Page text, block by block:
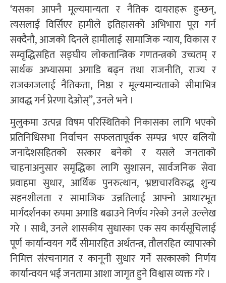
‘यसका आफ्नै मूल्यमान्यता र नैतिक दायराहरू हुन्छन्,
त्यसलाई विर्सिएर हामीले इतिहासको अभिभारा पूरा गर्न
सक्दैनौ, आजको दिनले हामीलाई सामाजिक न्याय, विकास र
सम्वृद्धिसहित सङ्घीय लोकतान्त्रिक गणतन्त्रको उच्चतम् र
सार्थक अभ्यासमा अगाडि बढ्न तथा राजनीति, राज्य र
राजकाजलाई नैतिकता, निष्ठा र मूल्यमान्यताको सीमाभित्र
आवद्ध गर्न प्रेरणा देओस्”, उनले भने ।
मुलुकमा उत्पन्न विषम परिस्थितिको निकासका लागि भएको
प्रतिनिधिसभा निर्वाचन सफलतापूर्वक सम्पन्न भएर बलियो
जनादेशसहितको सरकार बनेको र यसले जनताको
चाहनाअनुसार समृद्धिका लागि सुशासन, सार्वजनिक सेवा
प्रवाहमा सुधार, आर्थिक पुनरुत्थान, भ्रष्टाचारविरुद्ध शुन्य
सहनशीलता र सामाजिक उन्नतिलाई आफ्नो आधारभूत
मार्गदर्शनका रुपमा अगाडि बढाउने निर्णय गरेको उनले उल्लेख
गरे । साथै, उनले शासकीय सुधारका एक सय कार्यसूचिलाई
पूर्ण कार्यान्वयन गर्दै सीमारहित अर्थतन्त्र, तौलरहित व्यापारको
निमित्त संरचनागत र कानूनी सुधार गर्ने सरकारको निर्णय
कार्यान्वयन भई जनतामा आशा जागृत हुने विश्वास व्यक्त गरे ।